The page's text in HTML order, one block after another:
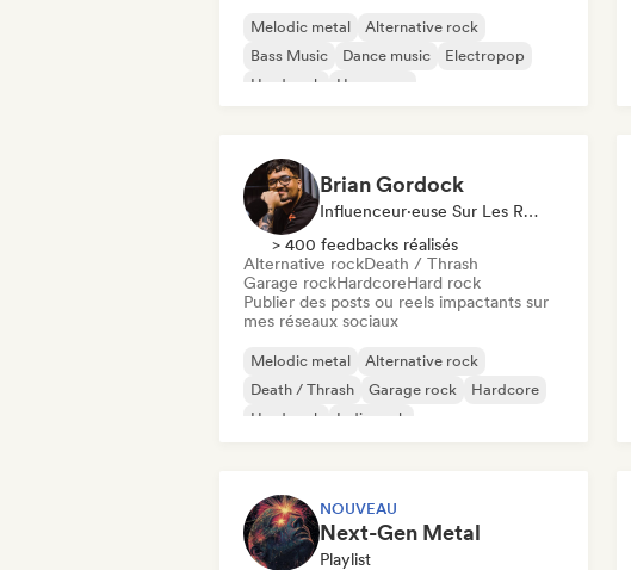
Melodic metal
Alternative rock
Bass Music
Dance music
Electropop
Hard rock
Hyperpop
Brian Gordock
Influenceur·euse Sur Les Réseaux Sociaux
> 400 feedbacks réalisés
Alternative rockDeath / Thrash
Garage rockHardcoreHard rock
Publier des posts ou reels impactants sur
mes réseaux sociaux
Melodic metal
Alternative rock
Death / Thrash
Garage rock
Hardcore
Hard rock
Indie rock
NOUVEAU
Next-Gen Metal
Playlist